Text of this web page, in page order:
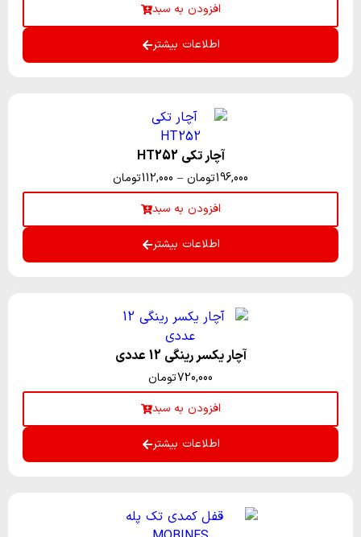
افزودن به سبد
اطلاعات بیشتر
آچار تکی HT252
196,000تومان –
112,000تومان
افزودن به سبد
اطلاعات بیشتر
آچار یکسر رینگی 12 عددی
720,000تومان
افزودن به سبد
اطلاعات بیشتر